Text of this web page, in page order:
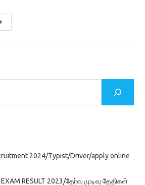
2024/Typist/Driver/apply online
RESULT 2023/தேர்வு முடிவு தேதிகள்